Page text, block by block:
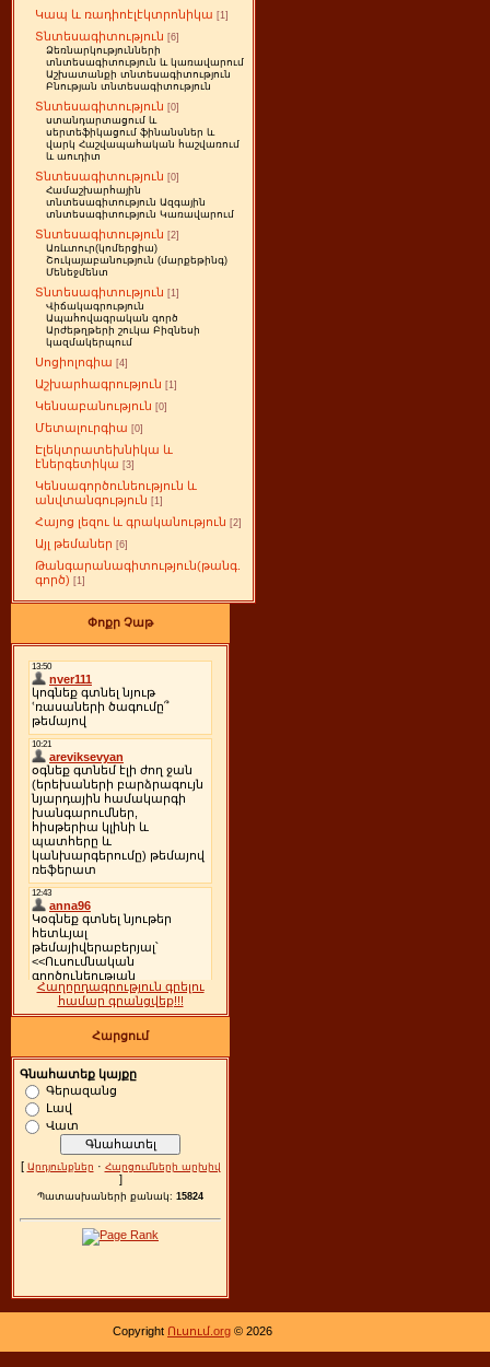
Կապ և ռադիոէլէկտրոնիկա [1]
Տնտեսագիտություն [6]
Ձեռնարկությունների
տնտեսագիտություն և կառավարում
Աշխատանքի տնտեսագիտություն
Բնության տնտեսագիտություն
Տնտեսագիտություն [0]
ստանդարտացում և
սերտեֆիկացում ֆինանսներ և
վարկ Հաշվապահական հաշվառում
և աուդիտ
Տնտեսագիտություն [0]
Համաշխարհային
տնտեսագիտություն Ազգային
տնտեսագիտություն Կառավարում
Տնտեսագիտություն [2]
Առևտուր(կոմերցիա)
Շուկայաբանություն (մարքեթինգ)
Մենեջմենտ
Տնտեսագիտություն [1]
Վիճակագրություն
Ապահովագրական գործ
Արժեթղթերի շուկա Բիզնեսի
կազմակերպում
Սոցիոլոգիա [4]
Աշխարհագրություն [1]
Կենսաբանություն [0]
Մետալուրգիա [0]
Էլեկտրատեխնիկա և
էներգետիկա [3]
Կենսագործունեություն և
անվտանգություն [1]
Հայոց լեզու և գրականություն [2]
Այլ թեմաներ [6]
Թանգարանագիտություն(թանգ.
գործ) [1]
Փոքր Չաթ
Հաղորդագրություն գրելու
համար գրանցվեք!!!
Հարցում
Գնահատեք կայքը
Գերազանց
Լավ
Վատ
[ Արդյունքներ · Հարցումների արխիվ
]
Պատասխաների քանակ: 15824
Copyright Ուսում.org © 2026